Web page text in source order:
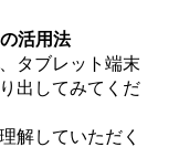
活用法
タブレット端末
出してみてくだ
解していただく